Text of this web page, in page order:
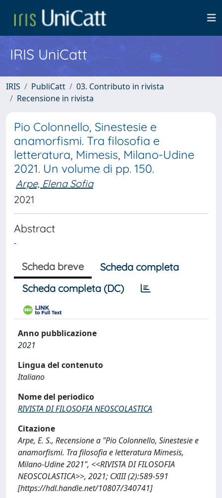
IRIS UniCatt
IRIS PubliCatt
03. Contributo in rivista
Recensione in rivista
Pio Colonnello, Sinestesie e
anamorfismi. Tra filosofia e
letteratura, Mimesis, Milano-Udine
2021. Un volume di pp. 150.
Arpe, Elena Sofia
2021
Abstract
-
Scheda breve
Scheda completa
Scheda completa (DC)
Anno pubblicazione
2021
Lingua del contenuto
Italiano
Nome del periodico
RIVISTA DI FILOSOFIA NEOSCOLASTICA
Citazione
Arpe, E. S., Recensione a "Pio Colonnello, Sinestesie e
anamorfismi. Tra filosofia e letteratura Mimesis,
Milano-Udine 2021", <<RIVISTA DI FILOSOFIA
NEOSCOLASTICA>>, 2021; CXIII (2):589-591
[https://hdl.handle.net/10807/340741]